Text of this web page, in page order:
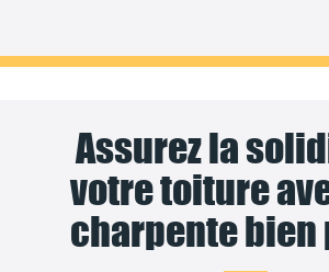
Assurez la
votre toiture
charpente bien